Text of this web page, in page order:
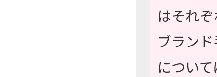
はそれ
ブラン
につい